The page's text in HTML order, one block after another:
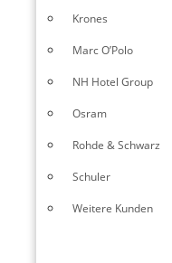
Krones
Marc O’Polo
NH Hotel Group
Osram
Rohde & Schwarz
Schuler
Weitere Kunden